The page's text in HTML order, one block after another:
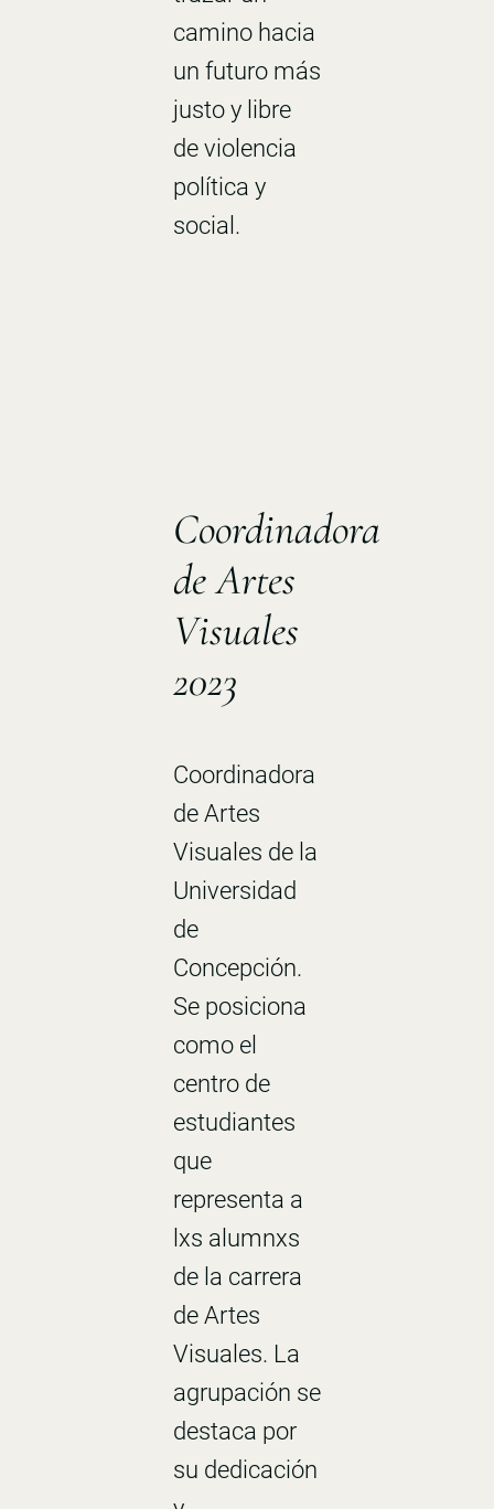
camino hacia
un futuro más
justo y libre
de violencia
política y
social.
Coordinadora
de Artes
Visuales
2023
Coordinadora
de Artes
Visuales de la
Universidad
de
Concepción.
Se posiciona
como el
centro de
estudiantes
que
representa a
lxs alumnxs
de la carrera
de Artes
Visuales. La
agrupación se
destaca por
su dedicación